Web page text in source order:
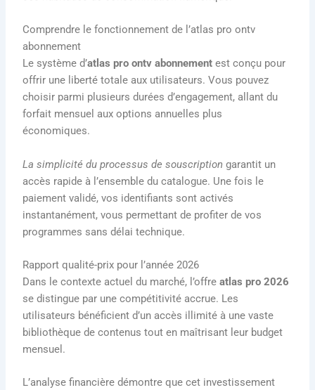
Comprendre le fonctionnement de l’atlas pro ontv
abonnement
Le système d’atlas pro ontv abonnement est conçu pour
offrir une liberté totale aux utilisateurs. Vous pouvez
choisir parmi plusieurs durées d’engagement, allant du
forfait mensuel aux options annuelles plus
économiques.
La simplicité du processus de souscription garantit un
accès rapide à l’ensemble du catalogue. Une fois le
paiement validé, vos identifiants sont activés
instantanément, vous permettant de profiter de vos
programmes sans délai technique.
Rapport qualité-prix pour l’année 2026
Dans le contexte actuel du marché, l’offreatlas pro 2026
se distingue par une compétitivité accrue. Les
utilisateurs bénéficient d’un accès illimité à une vaste
bibliothèque de contenus tout en maîtrisant leur budget
mensuel.
L’analyse financière démontre que cet investissement